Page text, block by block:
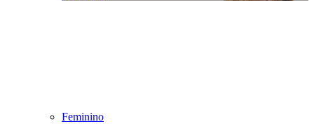
Feminino